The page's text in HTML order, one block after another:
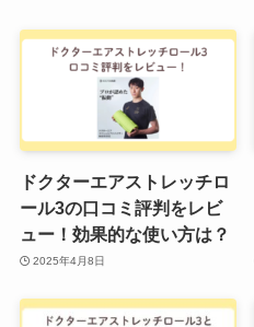
ドクターエアストレッチロ
ール3の口コミ評判をレビ
ュー！効果的な使い方は？
2025年4月8日